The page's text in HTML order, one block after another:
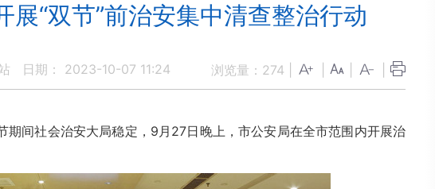
展“双节”前治安集中清查整治行动
日期： 2023-10-07 11:24 浏览量： 274
间社会治安大局稳定，9月27日晚上，市公安局在全市范围内开展治